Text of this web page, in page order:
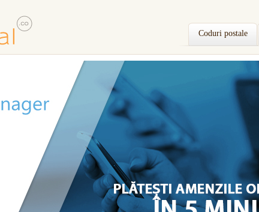
Coduri postale